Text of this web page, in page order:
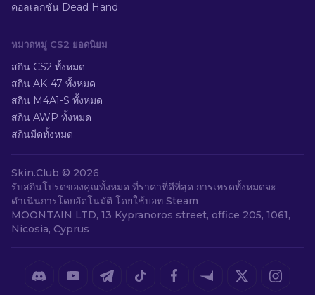
คอลเลกชัน Dead Hand
หมวดหมู่ CS2 ยอดนิยม
สกิน CS2 ทั้งหมด
สกิน AK-47 ทั้งหมด
สกิน M4A1-S ทั้งหมด
สกิน AWP ทั้งหมด
สกินมีดทั้งหมด
Skin.Club © 2026
รับสกินโปรดของคุณทั้งหมด ที่ราคาที่ดีที่สุด การเทรดทั้งหมดจะ
ดำเนินการโดยอัตโนมัติ โดยใช้บอท Steam
MOONTAIN LTD, 13 Kypranoros street, office 205, 1061,
Nicosia, Cyprus